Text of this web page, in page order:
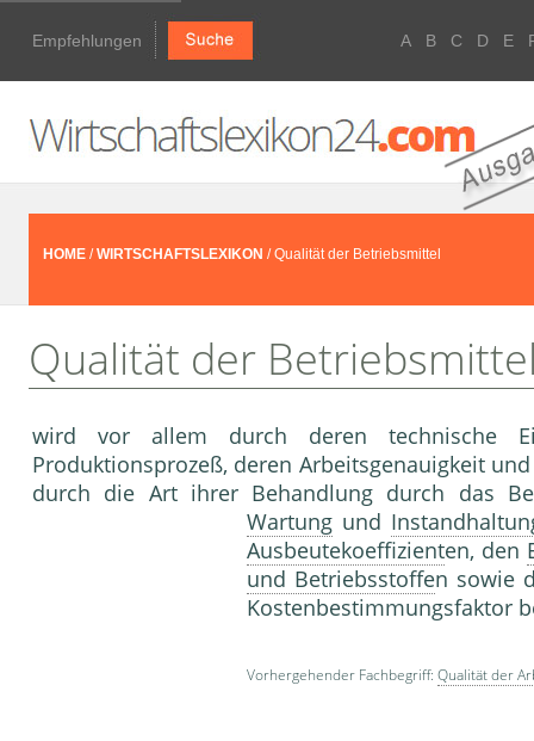
Empfehlungen A B C D E
HOME /WIRTSCHAFTSLEXIKON / Qualität der Betriebsmittel
Qualität der
wird vor allem durch deren technische
Produktionsprozeß, deren Arbeitsgenauigkeit
durch die Art ihrer Behandlung durch das
Wartung und
Ausbeutekoeffizienten, den
und Betriebsstoffen sowie
Kostenbestimmungsfaktor
Vorhergehender Fachbegriff: Qualität der